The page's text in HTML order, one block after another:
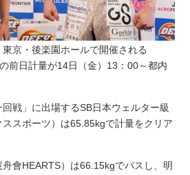
京・後楽園ホールで開催される
前日計量が14日（金）13：00～都内
回戦」に出場するSB日本ウェルター級
スポーツ）は65.85kgで計量をクリア
會HEARTS）は66.15kgでパスし、明